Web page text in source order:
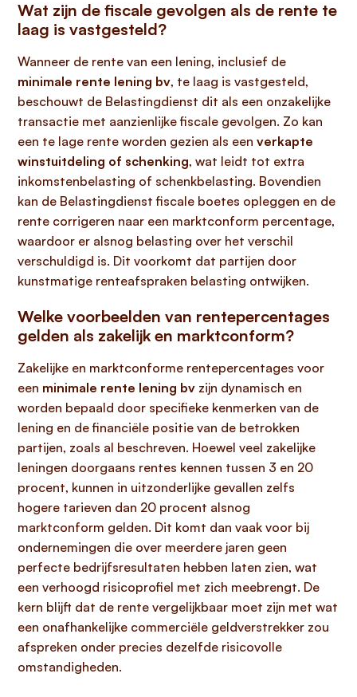
Wat zijn de fiscale gevolgen als de rente te
laag is vastgesteld?
Wanneer de rente van een lening, inclusief de
minimale rente lening bv, te laag is vastgesteld,
beschouwt de Belastingdienst dit als een onzakelijke
transactie met aanzienlijke fiscale gevolgen. Zo kan
een te lage rente worden gezien als een verkapte
winstuitdeling of schenking, wat leidt tot extra
inkomstenbelasting of schenkbelasting. Bovendien
kan de Belastingdienst fiscale boetes opleggen en de
rente corrigeren naar een marktconform percentage,
waardoor er alsnog belasting over het verschil
verschuldigd is. Dit voorkomt dat partijen door
kunstmatige renteafspraken belasting ontwijken.
Welke voorbeelden van rentepercentages
gelden als zakelijk en marktconform?
Zakelijke en marktconforme rentepercentages voor
een minimale rente lening bv zijn dynamisch en
worden bepaald door specifieke kenmerken van de
lening en de financiële positie van de betrokken
partijen, zoals al beschreven. Hoewel veel zakelijke
leningen doorgaans rentes kennen tussen 3 en 20
procent, kunnen in uitzonderlijke gevallen zelfs
hogere tarieven dan 20 procent alsnog
marktconform gelden. Dit komt dan vaak voor bij
ondernemingen die over meerdere jaren geen
perfecte bedrijfsresultaten hebben laten zien, wat
een verhoogd risicoprofiel met zich meebrengt. De
kern blijft dat de rente vergelijkbaar moet zijn met wat
een onafhankelijke commerciële geldverstrekker zou
afspreken onder precies dezelfde risicovolle
omstandigheden.